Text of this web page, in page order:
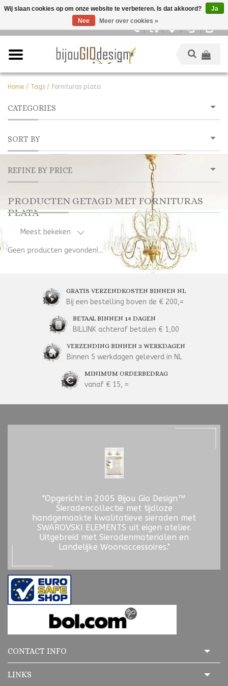
Home / Tags / fornituras plata
CATEGORIES
SORT BY
REFINE BY PRICE
PRODUCTEN GETAGD MET FORNITURAS
PLATA
Meest bekeken
Geen producten gevonden!...
GRATIS VERZENDKOSTEN BINNEN NL
Bij een bestelling boven de € 200,=
BETAAL BINNEN 14 DAGEN
BILLINK achteraf betalen € 1,00
VERZENDING BINNEN 3 WERKDAGEN
Binnen 5 werkdagen geleverd in NL
MINIMUM ORDERBEDRAG
vanaf € 15, =
"Opgericht in 2005 Bijou Gio Design™
Sieradencollectie met tijdloze
handgemaakte kwalitatieve sieraden met
SWAROVSKI ELEMENTS uit eigen atelier.
Uitgebreid met Sieradenmaterialen en
Landelijke Woonaccessoires."
CONTACT INFO
LINKS
Wij slaan cookies op om onze website te verbeteren. Is dat akkoord?
Ja
Nee
Meer over cookies »